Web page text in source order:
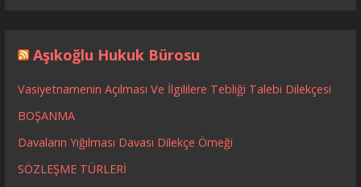
Aşıkoğlu Hukuk Bürosu
Vasiyetnamenin Açılması Ve İlgililere Tebliği Talebi Dilekçesi
BOŞANMA
Davaların Yığılması Davası Dilekçe Örneği
SÖZLEŞME TÜRLERİ